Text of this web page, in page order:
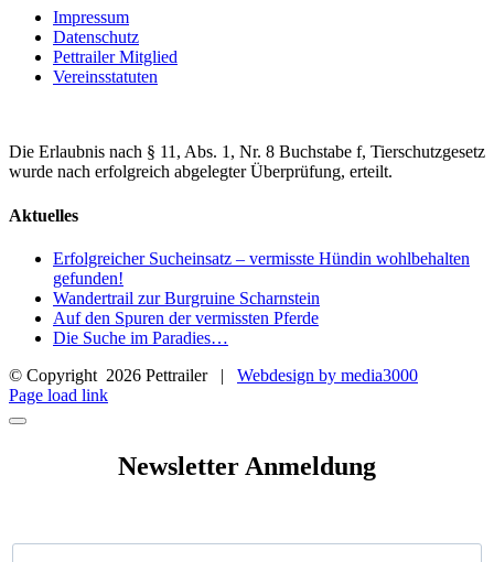
Impressum
Datenschutz
Pettrailer Mitglied
Vereinsstatuten
Die Erlaubnis nach § 11, Abs. 1, Nr. 8 Buchstabe f, Tierschutzgesetz
wurde nach erfolgreich abgelegter Überprüfung, erteilt.
Aktuelles
Erfolgreicher Sucheinsatz – vermisste Hündin wohlbehalten
gefunden!
Wandertrail zur Burgruine Scharnstein
Auf den Spuren der vermissten Pferde
Die Suche im Paradies…
© Copyright 2026 Pettrailer | Webdesign by media3000
Facebook
Page load link
Newsletter Anmeldung